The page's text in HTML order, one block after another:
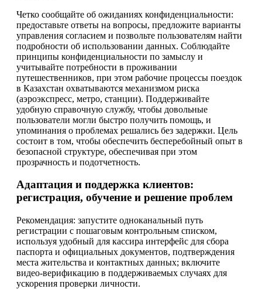
Четко сообщайте об ожиданиях конфиденциальности:
предоставьте ответы на вопросы, предложите варианты
управления согласием и позвольте пользователям найти
подробности об использовании данных. Соблюдайте
принципы конфиденциальности по замыслу и
учитывайте потребности в проживании
путешественников, при этом рабочие процессы поездок
в Казахстан охватываются механизмом риска
(аэроэкспресс, метро, станции). Поддерживайте
удобную справочную службу, чтобы довольные
пользователи могли быстро получить помощь, и
упоминания о проблемах решались без задержки. Цель
состоит в том, чтобы обеспечить бесперебойный опыт в
безопасной структуре, обеспечивая при этом
прозрачность и подотчетность.
Адаптация и поддержка клиентов:
регистрация, обучение и решение проблем
Рекомендация: запустите одноканальный путь
регистрации с пошаговым контрольным списком,
используя удобный для кассира интерфейс для сбора
паспорта и официальных документов, подтверждения
места жительства и контактных данных; включите
видео-верификацию в поддерживаемых случаях для
ускорения проверки личности.